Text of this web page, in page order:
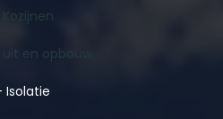
Kozijnen
uit en opbouw
Isolatie